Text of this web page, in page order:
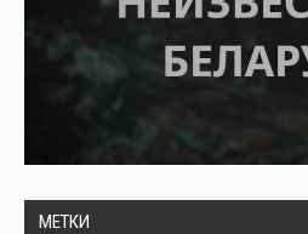
МЕТКИ